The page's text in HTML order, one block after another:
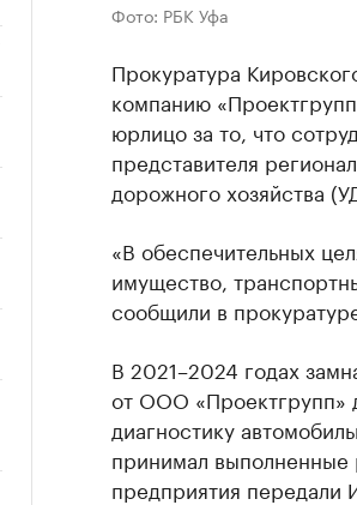
Фото: РБК Уфа
Прокуратура
компанию
юрлицо за то, что
представителя
дорожного хозяйства
«В обеспечительных
имущество,
сообщили в
В 2021–2024 годах
от ООО «Проектгрупп»
диагностику
принимал выполненные
предприятия передали